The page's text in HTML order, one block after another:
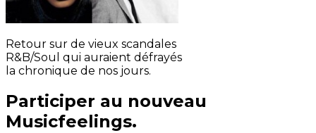
Retour sur de vieux scandales
R&B/Soul qui auraient défrayés
la chronique de nos jours.
Participer au nouveau
Musicfeelings.